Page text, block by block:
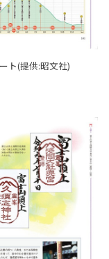
ト(提供:昭文社)